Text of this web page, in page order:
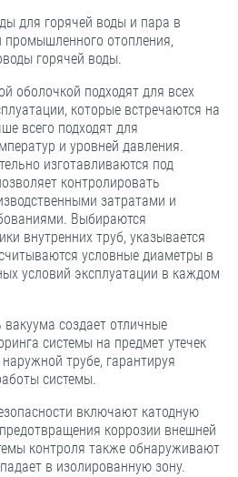
для горячей воды и пара в
промышленного отопления,
горячей воды.
оболочкой подходят для всех
которые встречаются на
всего подходят для
и уровней давления.
изготавливаются под
контролировать
затратами и
Выбираются
внутренних труб, указывается
условные диаметры в
условий эксплуатации в каждом
создает отличные
системы на предмет утечек
трубе, гарантируя
системы.
включают катодную
коррозии внешней
контроля также обнаруживают
в изолированную зону.